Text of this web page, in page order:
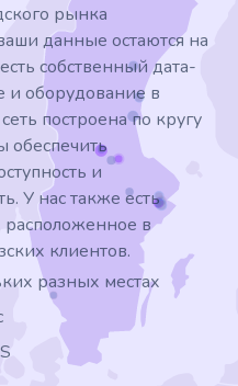
рынка
данные остаются на
собственный дата-
и оборудование в
построена по кругу
обеспечить
и
У нас также есть
расположенное в
клиентов.
разных местах